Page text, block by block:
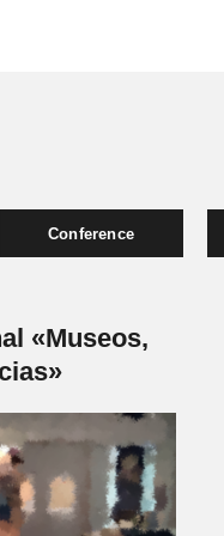
Conference
«Museos,